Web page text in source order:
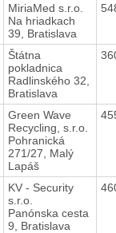
MiriaMed s.r.o.
Na hriadkach
39, Bratislava
Štátna
pokladnica
Radlinského 32,
Bratislava
Green Wave
Recycling, s.r.o.
Pohranická
271/27, Malý
Lapáš
KV - Security
s.r.o.
Panónska cesta
9, Bratislava